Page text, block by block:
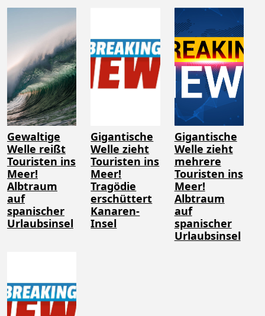
Gewaltige
Welle reißt
Touristen ins
Meer!
Albtraum
auf
spanischer
Urlaubsinsel
Gigantische
Welle zieht
Touristen ins
Meer!
Tragödie
erschüttert
Kanaren-
Insel
Gigantische
Welle zieht
mehrere
Touristen ins
Meer!
Albtraum
auf
spanischer
Urlaubsinsel